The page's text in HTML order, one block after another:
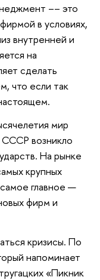
–– это
в условиях,
внутренней и
на
сделать
что если так
мир
СССР возникло
На рынке
крупных
главное —
фирм и
кризисы. По
напоминает
«Пикник